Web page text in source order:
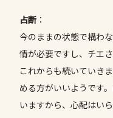
占断 ：
今のままの状態で構わ
情が必要ですし、チエ
これからも続いていき
める方がいいようです
いますから、心配はい